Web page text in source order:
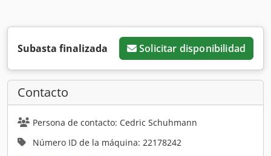
Subasta finalizada Solicitar disponibilidad
Contacto
Persona de contacto: Cedric Schuhmann
Número ID de la máquina: 22178242